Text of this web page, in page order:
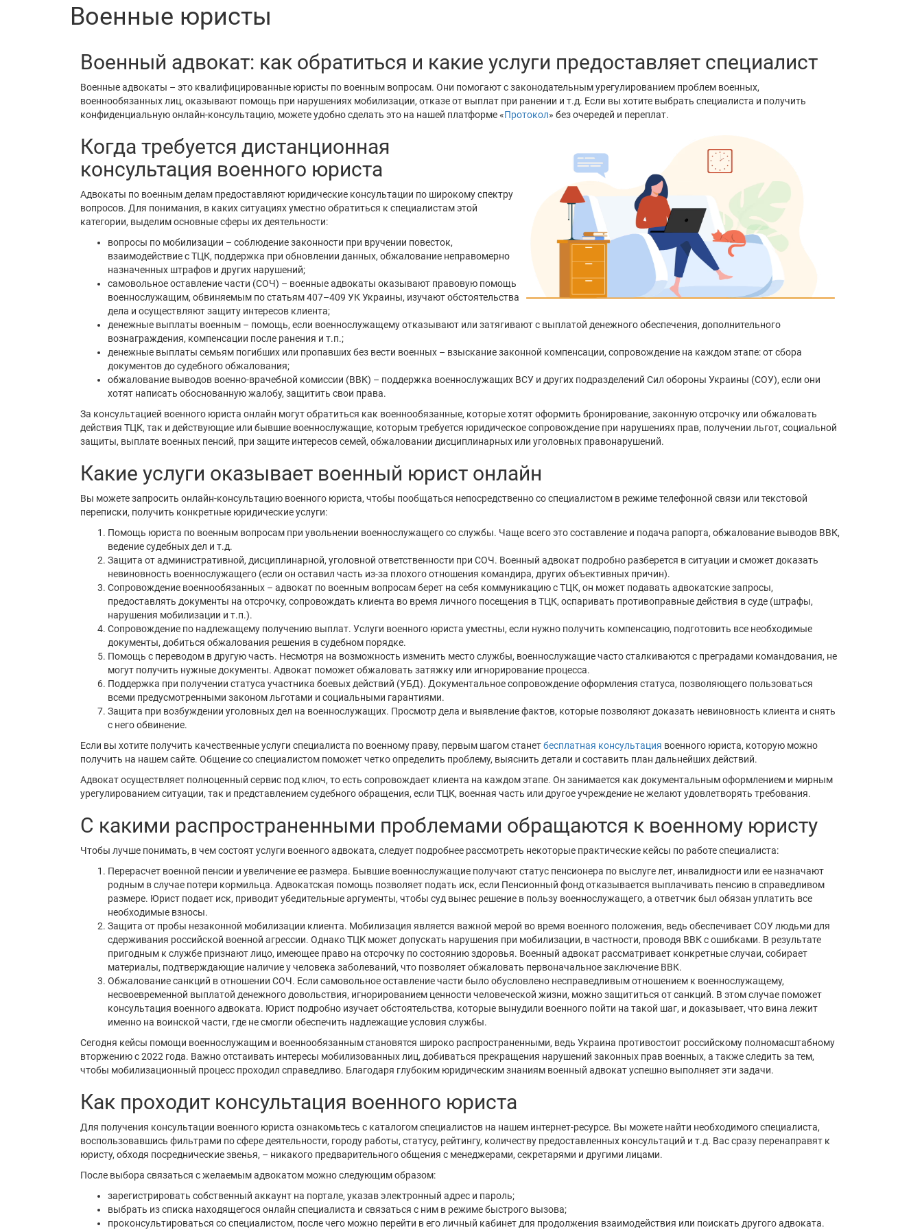
Военные юристы
Военный адвокат: как обратиться и какие услуги предоставляет специалист
Военные адвокаты – это квалифицированные юристы по военным вопросам. Они помогают с законодательным урегулированием проблем военных,
военнообязанных лиц, оказывают помощь при нарушениях мобилизации, отказе от выплат при ранении и т.д. Если вы хотите выбрать специалиста и получить
конфиденциальную онлайн-консультацию, можете удобно сделать это на нашей платформе «Протокол» без очередей и переплат.
Когда требуется дистанционная
консультация военного юриста
Адвокаты по военным делам предоставляют юридические консультации по широкому спектру
вопросов. Для понимания, в каких ситуациях уместно обратиться к специалистам этой
категории, выделим основные сферы их деятельности:
вопросы по мобилизации – соблюдение законности при вручении повесток,
взаимодействие с ТЦК, поддержка при обновлении данных, обжалование неправомерно
назначенных штрафов и других нарушений;
самовольное оставление части (СОЧ) – военные адвокаты оказывают правовую помощь
военнослужащим, обвиняемым по статьям 407–409 УК Украины, изучают обстоятельства
дела и осуществляют защиту интересов клиента;
денежные выплаты военным – помощь, если военнослужащему отказывают или затягивают с выплатой денежного обеспечения, дополнительного
вознаграждения, компенсации после ранения и т.п.;
денежные выплаты семьям погибших или пропавших без вести военных – взыскание законной компенсации, сопровождение на каждом этапе: от сбора
документов до судебного обжалования;
обжалование выводов военно-врачебной комиссии (ВВК) – поддержка военнослужащих ВСУ и других подразделений Сил обороны Украины (СОУ), если они
хотят написать обоснованную жалобу, защитить свои права.
За консультацией военного юриста онлайн могут обратиться как военнообязанные, которые хотят оформить бронирование, законную отсрочку или обжаловать
действия ТЦК, так и действующие или бывшие военнослужащие, которым требуется юридическое сопровождение при нарушениях прав, получении льгот, социальной
защиты, выплате военных пенсий, при защите интересов семей, обжаловании дисциплинарных или уголовных правонарушений.
Какие услуги оказывает военный юрист онлайн
Вы можете запросить онлайн-консультацию военного юриста, чтобы пообщаться непосредственно со специалистом в режиме телефонной связи или текстовой
переписки, получить конкретные юридические услуги:
Помощь юриста по военным вопросам при увольнении военнослужащего со службы. Чаще всего это составление и подача рапорта, обжалование выводов ВВК,
ведение судебных дел и т.д.
Защита от административной, дисциплинарной, уголовной ответственности при СОЧ. Военный адвокат подробно разберется в ситуации и сможет доказать
невиновность военнослужащего (если он оставил часть из-за плохого отношения командира, других объективных причин).
Сопровождение военнообязанных – адвокат по военным вопросам берет на себя коммуникацию с ТЦК, он может подавать адвокатские запросы,
предоставлять документы на отсрочку, сопровождать клиента во время личного посещения в ТЦК, оспаривать противоправные действия в суде (штрафы,
нарушения мобилизации и т.п.).
Сопровождение по надлежащему получению выплат. Услуги военного юриста уместны, если нужно получить компенсацию, подготовить все необходимые
документы, добиться обжалования решения в судебном порядке.
Помощь с переводом в другую часть. Несмотря на возможность изменить место службы, военнослужащие часто сталкиваются с преградами командования, не
могут получить нужные документы. Адвокат поможет обжаловать затяжку или игнорирование процесса.
Поддержка при получении статуса участника боевых действий (УБД). Документальное сопровождение оформления статуса, позволяющего пользоваться
всеми предусмотренными законом льготами и социальными гарантиями.
Защита при возбуждении уголовных дел на военнослужащих. Просмотр дела и выявление фактов, которые позволяют доказать невиновность клиента и снять
с него обвинение.
Если вы хотите получить качественные услуги специалиста по военному праву, первым шагом станетбесплатная консультация военного юриста, которую можно
получить на нашем сайте. Общение со специалистом поможет четко определить проблему, выяснить детали и составить план дальнейших действий.
Адвокат осуществляет полноценный сервис под ключ, то есть сопровождает клиента на каждом этапе. Он занимается как документальным оформлением и мирным
урегулированием ситуации, так и представлением судебного обращения, если ТЦК, военная часть или другое учреждение не желают удовлетворять требования.
С какими распространенными проблемами обращаются к военному юристу
Чтобы лучше понимать, в чем состоят услуги военного адвоката, следует подробнее рассмотреть некоторые практические кейсы по работе специалиста:
Перерасчет военной пенсии и увеличение ее размера. Бывшие военнослужащие получают статус пенсионера по выслуге лет, инвалидности или ее назначают
родным в случае потери кормильца. Адвокатская помощь позволяет подать иск, если Пенсионный фонд отказывается выплачивать пенсию в справедливом
размере. Юрист подает иск, приводит убедительные аргументы, чтобы суд вынес решение в пользу военнослужащего, а ответчик был обязан уплатить все
необходимые взносы.
Защита от пробы незаконной мобилизации клиента. Мобилизация является важной мерой во время военного положения, ведь обеспечивает СОУ людьми для
сдерживания российской военной агрессии. Однако ТЦК может допускать нарушения при мобилизации, в частности, проводя ВВК с ошибками. В результате
пригодным к службе признают лицо, имеющее право на отсрочку по состоянию здоровья. Военный адвокат рассматривает конкретные случаи, собирает
материалы, подтверждающие наличие у человека заболеваний, что позволяет обжаловать первоначальное заключение ВВК.
Обжалование санкций в отношении СОЧ. Если самовольное оставление части было обусловлено несправедливым отношением к военнослужащему,
несвоевременной выплатой денежного довольствия, игнорированием ценности человеческой жизни, можно защититься от санкций. В этом случае поможет
консультация военного адвоката. Юрист подробно изучает обстоятельства, которые вынудили военного пойти на такой шаг, и доказывает, что вина лежит
именно на воинской части, где не смогли обеспечить надлежащие условия службы.
Сегодня кейсы помощи военнослужащим и военнообязанным становятся широко распространенными, ведь Украина противостоит российскому полномасштабному
вторжению с 2022 года. Важно отстаивать интересы мобилизованных лиц, добиваться прекращения нарушений законных прав военных, а также следить за тем,
чтобы мобилизационный процесс проходил справедливо. Благодаря глубоким юридическим знаниям военный адвокат успешно выполняет эти задачи.
Как проходит консультация военного юриста
Для получения консультации военного юриста ознакомьтесь с каталогом специалистов на нашем интернет-ресурсе. Вы можете найти необходимого специалиста,
воспользовавшись фильтрами по сфере деятельности, городу работы, статусу, рейтингу, количеству предоставленных консультаций и т.д. Вас сразу перенаправят к
юристу, обходя посреднические звенья, – никакого предварительного общения с менеджерами, секретарями и другими лицами.
После выбора связаться с желаемым адвокатом можно следующим образом:
зарегистрировать собственный аккаунт на портале, указав электронный адрес и пароль;
выбрать из списка находящегося онлайн специалиста и связаться с ним в режиме быстрого вызова;
проконсультироваться со специалистом, после чего можно перейти в его личный кабинет для продолжения взаимодействия или поискать другого адвоката.